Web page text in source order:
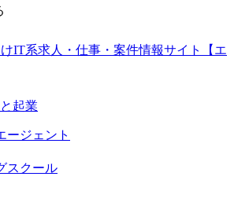
IT系求人・仕事・案件情報サイト【エ
起業
ージェント
スクール